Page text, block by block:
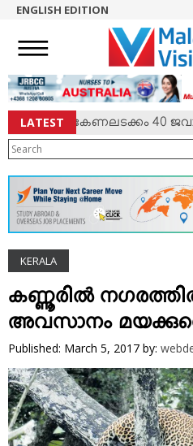
NEWS
ENGLISH
NRI
ENTERTAINMENT
MV SPECIAL
SPORTS
LIFESTYLE
TECH & AUTO
SOCIAL SPHERE
EDITORIAL
ARTS & LITERATURE
MAGAZINE
VIDEOS
YOUR SAY
COOKERY
ENGLISH EDITION
LATEST
കേണലടക്കം 40
KERALA
കണ്ണൂരില്‍
അവസാനം
Published: March 5, 2017 by: